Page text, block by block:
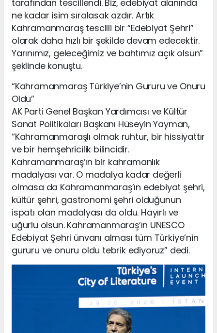
tarafından tescillendi. Biz, edebiyat alanında
ne kadar isim sıralasak azdır. Artık
Kahramanmaraş tescilli bir “Edebiyat Şehri”
olarak daha hızlı bir şekilde devam edecektir.
Yarınımız, geleceğimiz ve bahtımız açık olsun”
şeklinde konuştu.
“Kahramanmaraş Türkiye’nin Gururu ve Onuru
Oldu”
AK Parti Genel Başkan Yardımcısı ve Kültür
Sanat Politikaları Başkanı Hüseyin Yayman,
“Kahramanmaraşlı olmak ruhtur, bir hissiyattır
ve bir hemşehricilik bilincidir.
Kahramanmaraş’ın bir kahramanlık
madalyası var. O madalya kadar değerli
olmasa da Kahramanmaraş’ın edebiyat şehri,
kültür şehri, gastronomi şehri olduğunun
ispatı olan madalyası da oldu. Hayırlı ve
uğurlu olsun. Kahramanmaraş’ın UNESCO
Edebiyat Şehri ünvanı alması tüm Türkiye’nin
gururu ve onuru oldu tebrik ediyoruz” dedi.